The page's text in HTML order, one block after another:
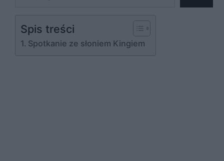
Spis treści
Spotkanie ze słoniem Kingiem